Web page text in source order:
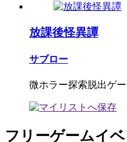
放課後怪異譚
サブロー
微ホラー探索脱出ゲー
フリーゲームイベ